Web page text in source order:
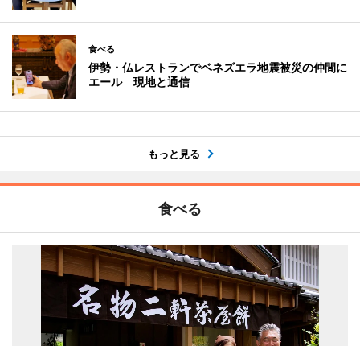
食べる
伊勢・仏レストランでベネズエラ地震被災の仲間に
エール 現地と通信
もっと見る
食べる